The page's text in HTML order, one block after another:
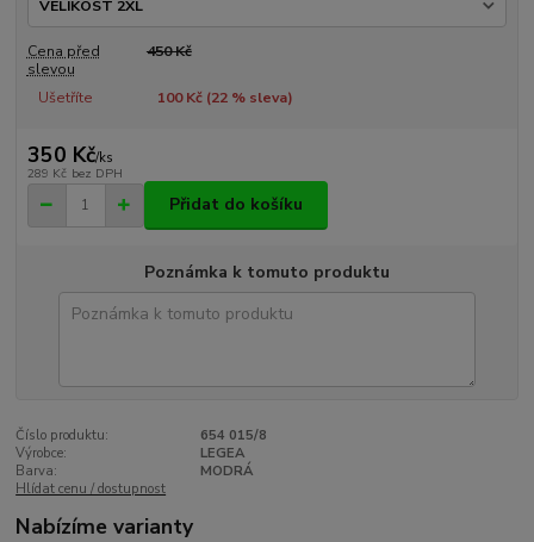
Cena před
slevou
450 Kč
Ušetříte 100 Kč (22% sleva)
350 Kč/ks
289 Kč bez DPH
Přidat do košíku
Poznámka k tomuto produktu
Číslo produktu:
654 015/8
Výrobce:
LEGEA
Barva:
MODRÁ
Hlídat cenu / dostupnost
Nabízíme varianty